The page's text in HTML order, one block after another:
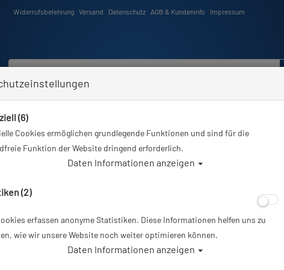
Widerrufsbelehrung Versand Datenschutz AGB & Kundeninfo Impressum
sind hier Tauchausrüstung Suunto - 24 Div 1 - Armband - Silicone Strap - Amber Black M #
Alle Artikel zeigen
Suunto - 24 Div 1
Amber Black M #
(6)
Cookies ermöglichen grundlegende Funktionen und sind für die
Funktion der Website dringend erforderlich.
Daten Informationen anzeigen
(2)
erfassen anonyme Statistiken. Diese Informationen helfen uns zu
wie wir unsere Website noch weiter optimieren können.
Daten Informationen anzeigen